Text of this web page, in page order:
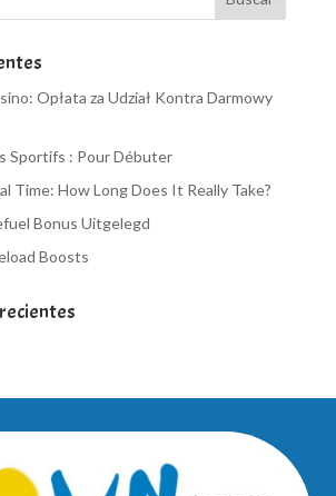
Opłata za Udział Kontra Darmowy
Sportifs : Pour Débuter
Time: How Long Does It Really Take?
Bonus Uitgelegd
Boosts